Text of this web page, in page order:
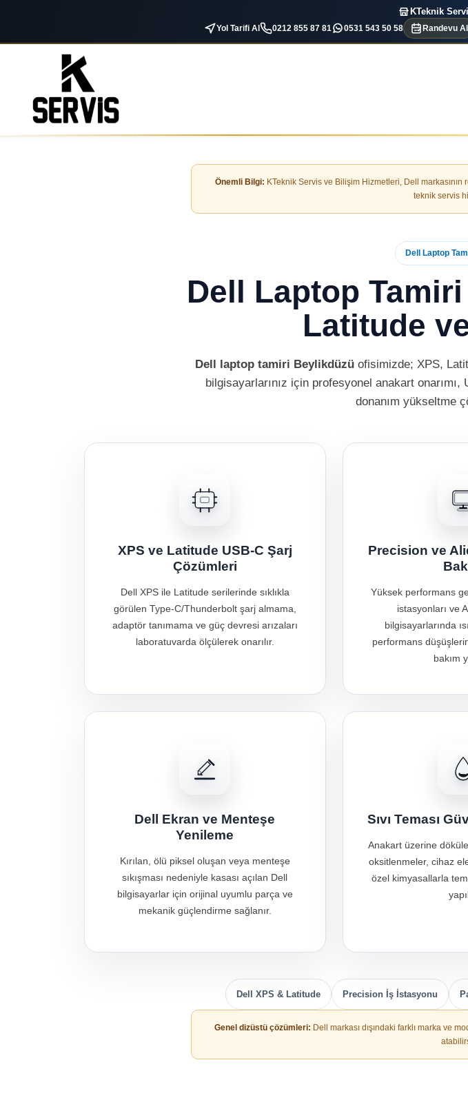
KTeknik
Yol Tarifi Al 0212 855 87 81 0531 543 50 58 Randevu Al
Önemli Bilgi: KTeknik Servis ve Bilişim Hizmetleri, Dell markasının
teknik servis
Dell Laptop
Dell Laptop
Latitude
Dell laptop tamiri Beylikdüzü ofisimizde; XPS,
bilgisayarlarınız için profesyonel anakart
donanım yükseltme
XPS ve Latitude USB-C Şarj
Çözümleri
Dell XPS ile Latitude serilerinde sıklıkla
görülen Type-C/Thunderbolt şarj almama,
adaptör tanımama ve güç devresi arızaları
laboratuvarda ölçülerek onarılır.
Precision ve
Yüksek performans
istasyonları ve
bilgisayarlarında
performans
bakım
Dell Ekran ve Menteşe
Yenileme
Kırılan, ölü piksel oluşan veya menteşe
sıkışması nedeniyle kasası açılan Dell
bilgisayarlar için orijinal uyumlu parça ve
mekanik güçlendirme sağlanır.
Sıvı Teması
Anakart üzerine
oksitlenmeler, cihaz
özel kimyasallarla
Dell XPS & Latitude Precision İş İstasyonu
Genel dizüstü çözümleri: Dell markası dışındaki farklı marka ve